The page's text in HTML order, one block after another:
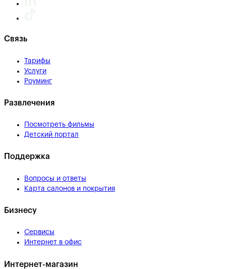
Связь
Тарифы
Услуги
Роуминг
Развлечения
Посмотреть фильмы
Детский портал
Поддержка
Вопросы и ответы
Карта салонов и покрытия
Бизнесу
Сервисы
Интернет в офис
Интернет-магазин